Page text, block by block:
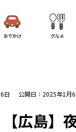
おでかけ グルメ
日 公開日：2025年1月
広島】